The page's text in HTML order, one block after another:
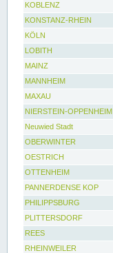
KOBLENZ
KONSTANZ-RHEIN
KÖLN
LOBITH
MAINZ
MANNHEIM
MAXAU
NIERSTEIN-OPPENHEIM
Neuwied Stadt
OBERWINTER
OESTRICH
OTTENHEIM
PANNERDENSE KOP
PHILIPPSBURG
PLITTERSDORF
REES
RHEINWEILER